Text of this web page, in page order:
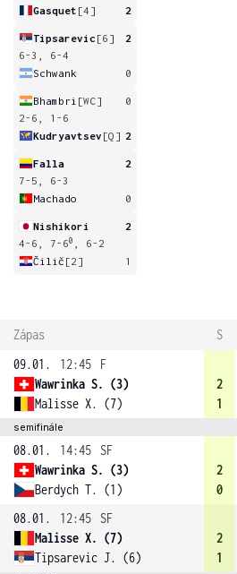
Gasquet [4] 2
Tipsarevic [6]
2
6-3, 6-4
Schwank
0
Bhambri [WC]
0
2-6, 1-6
Kudryavtsev [Q] 2
Falla
2
7-5, 6-3
Machado
0
Nishikori
2
4-6, 7-60
, 6-2
Čilič [2] 1
Zápas S
09.01.
12:45
F
Wawrinka S. (3)
Malisse X. (7)
2
1
semifinále
08.01. 14:45
SF
Wawrinka S. (3)
Berdych T. (1)
2
0
08.01.
12:45
SF
Malisse X. (7)
Tipsarevic J. (6)
2
1